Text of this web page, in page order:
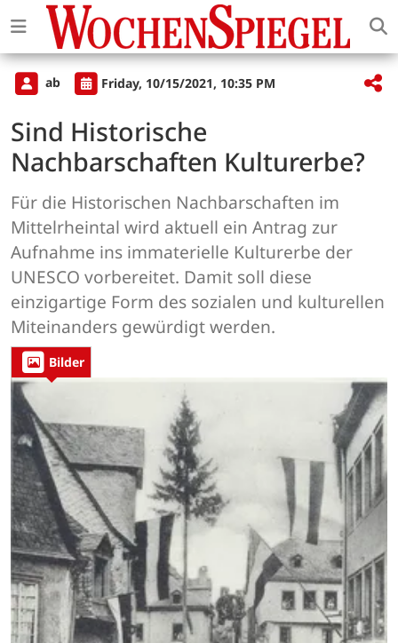
ab Friday, 10/15/2021, 10:35 PM
Sind Historische
Nachbarschaften Kulturerbe?
Für die Historischen Nachbarschaften im
Mittelrheintal wird aktuell ein Antrag zur
Aufnahme ins immaterielle Kulturerbe der
UNESCO vorbereitet. Damit soll diese
einzigartige Form des sozialen und kulturellen
Miteinanders gewürdigt werden.
Bilder